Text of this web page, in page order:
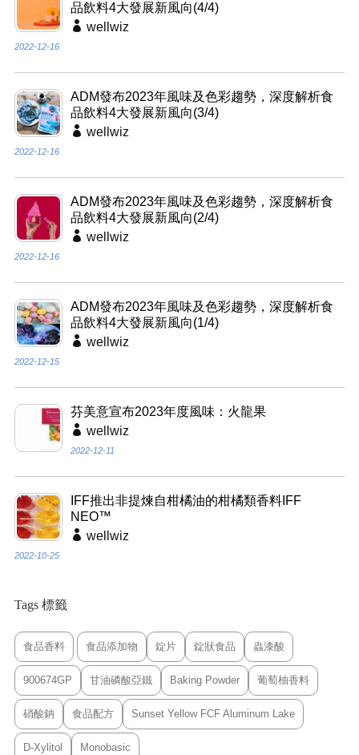
品飲料4大發展新風向(4/4)
wellwiz
2022-12-16
ADM發布2023年風味及色彩趨勢，深度解析食
品飲料4大發展新風向(3/4)
wellwiz
2022-12-16
ADM發布2023年風味及色彩趨勢，深度解析食
品飲料4大發展新風向(2/4)
wellwiz
2022-12-16
ADM發布2023年風味及色彩趨勢，深度解析食
品飲料4大發展新風向(1/4)
wellwiz
2022-12-15
芬美意宣布2023年度風味：火龍果
wellwiz
2022-12-11
IFF推出非提煉自柑橘油的柑橘類香料IFF
NEO™
wellwiz
2022-10-25
Tags 標籤
食品香料 食品添加物 錠片 錠狀食品 蟲漆酸
900674GP 甘油磷酸亞鐵 Baking Powder 葡萄柚香料
硝酸鈉 食品配方 Sunset Yellow FCF Aluminum Lake
D-Xylitol Monobasic